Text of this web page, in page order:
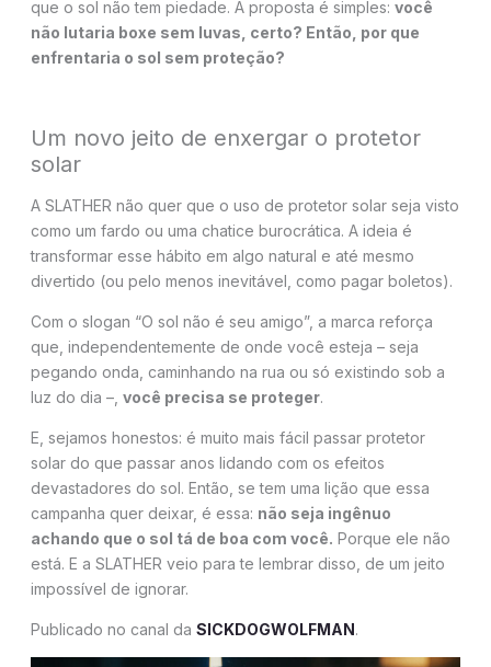
que o sol não tem piedade. A proposta é simples: você
não lutaria boxe sem luvas, certo? Então, por que
enfrentaria o sol sem proteção?
Um novo jeito de enxergar o protetor
solar
A SLATHER não quer que o uso de protetor solar seja visto
como um fardo ou uma chatice burocrática. A ideia é
transformar esse hábito em algo natural e até mesmo
divertido (ou pelo menos inevitável, como pagar boletos).
Com o slogan “O sol não é seu amigo”, a marca reforça
que, independentemente de onde você esteja – seja
pegando onda, caminhando na rua ou só existindo sob a
luz do dia –, você precisa se proteger.
E, sejamos honestos: é muito mais fácil passar protetor
solar do que passar anos lidando com os efeitos
devastadores do sol. Então, se tem uma lição que essa
campanha quer deixar, é essa: não seja ingênuo
achando que o sol tá de boa com você. Porque ele não
está. E a SLATHER veio para te lembrar disso, de um jeito
impossível de ignorar.
Publicado no canal da SICKDOGWOLFMAN.